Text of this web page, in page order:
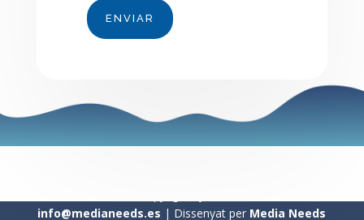
ENVIAR
info@medianeeds.es | Dissenyat per Media Needs